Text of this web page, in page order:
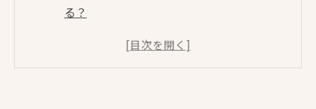
る？
美容鍼を受ける前の体調チェックポイント